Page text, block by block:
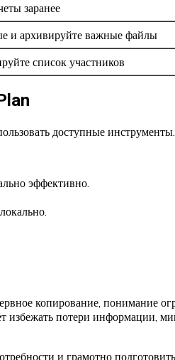
заранее
и архивируйте важные файлы
список участников
доступные инструменты.
эффективно.
копирование, понимание
избежать потери информации,
и грамотно